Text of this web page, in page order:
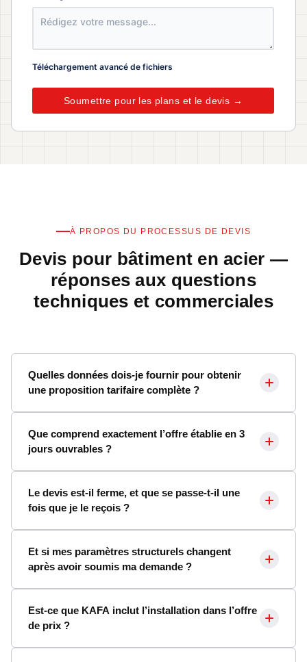
Téléchargement avancé de fichiers
Soumettre pour les plans et le devis →
À PROPOS DU PROCESSUS DE DEVIS
Devis pour bâtiment en acier —
réponses aux questions
techniques et commerciales
Quelles données dois-je fournir pour obtenir
une proposition tarifaire complète ?
Que comprend exactement l’offre établie en 3
jours ouvrables ?
Le devis est-il ferme, et que se passe-t-il une
fois que je le reçois ?
Et si mes paramètres structurels changent
après avoir soumis ma demande ?
Est-ce que KAFA inclut l’installation dans l’offre
de prix ?